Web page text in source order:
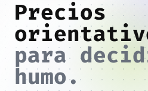
Precios
para
humo.